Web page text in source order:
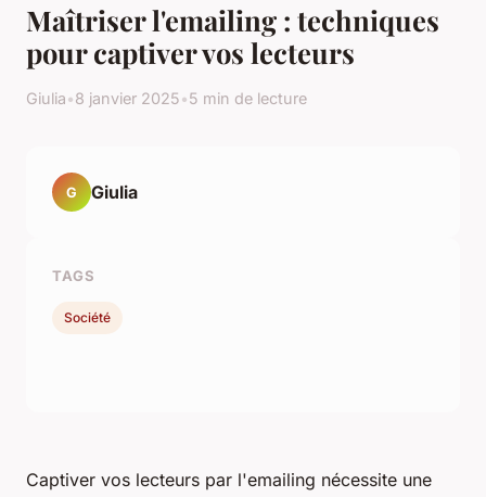
Maîtriser l'emailing : techniques
pour captiver vos lecteurs
Giulia•8 janvier 2025•5 min de lecture
Captiver vos lecteurs par l'emailing nécessite une
G Giulia
TAGS
Société